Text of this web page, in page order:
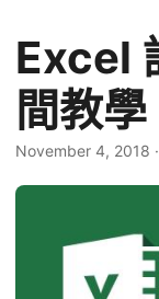
Excel
間教學
November 4, 2018 ·